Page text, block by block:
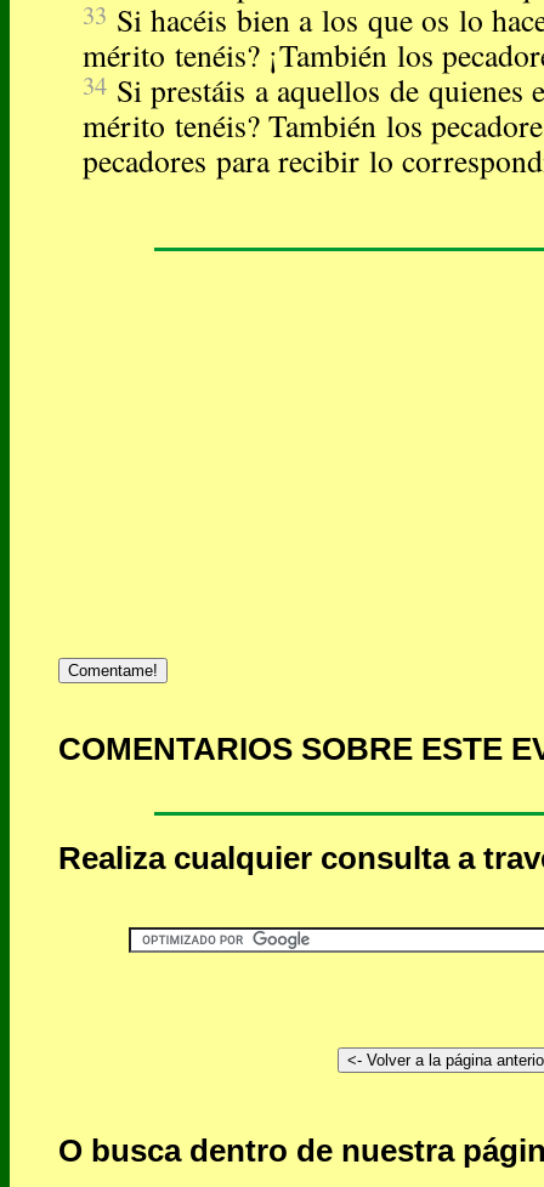
33 Si hacéis bien a los que os lo
mérito tenéis? ¡También los
34 Si prestáis a aquellos de quienes
mérito tenéis? También los
pecadores para recibir lo
Comentame!
COMENTARIOS SOBRE ESTE
Realiza cualquier consulta a
O busca dentro de nuestra